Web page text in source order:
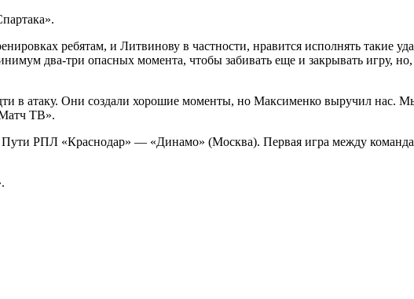
ребятам, и Литвинову в частности, нравится исполнять такие
два‑три опасных момента, чтобы забивать еще и закрывать игру,
в атаку. Они создали хорошие моменты, но Максименко выручил нас.
ТВ».
РПЛ «Краснодар» — «Динамо» (Москва). Первая игра между